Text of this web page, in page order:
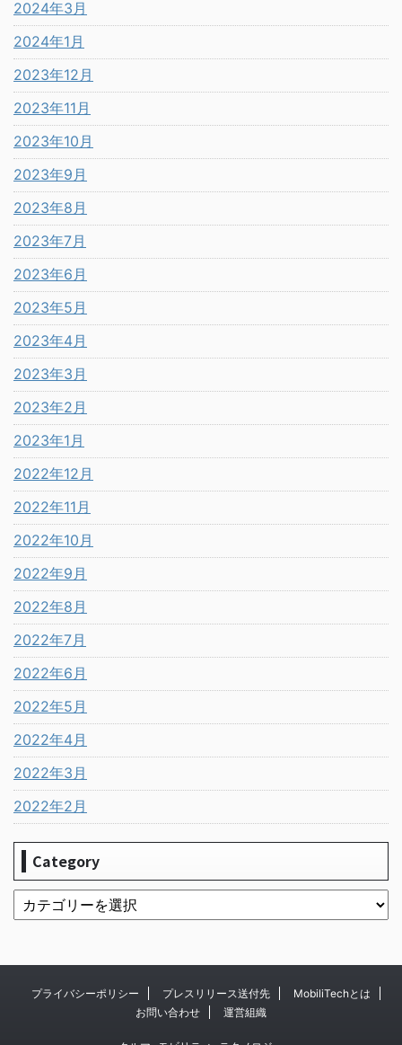
2024年3月
2024年1月
2023年12月
2023年11月
2023年10月
2023年9月
2023年8月
2023年7月
2023年6月
2023年5月
2023年4月
2023年3月
2023年2月
2023年1月
2022年12月
2022年11月
2022年10月
2022年9月
2022年8月
2022年7月
2022年6月
2022年5月
2022年4月
2022年3月
2022年2月
Category
プライバシーポリシー プレスリリース送付先
MobiliTechとは
お問い合わせ
運営組織